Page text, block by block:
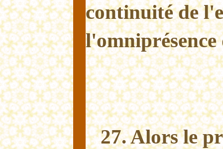
continuité de
l'omniprésence
27. Alors le